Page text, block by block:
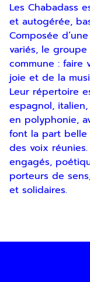
Les Chabadass
et autogérée,
Composée
variés, le groupe
commune : faire
joie et de la
Leur répertoire
espagnol,
en polyphonie,
font la part belle
des voix
engagés,
porteurs de
et solidaires.